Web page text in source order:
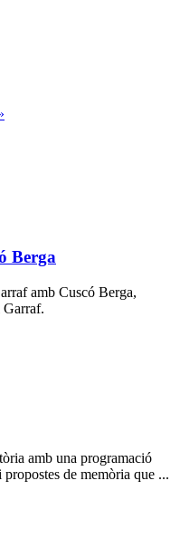
Berga
amb Cuscó Berga,
Garraf.
amb una programació
de memòria que ...